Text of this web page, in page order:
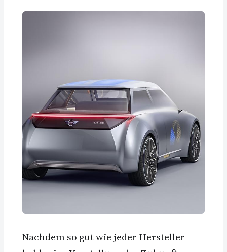
Nachdem so gut wie jeder Hersteller